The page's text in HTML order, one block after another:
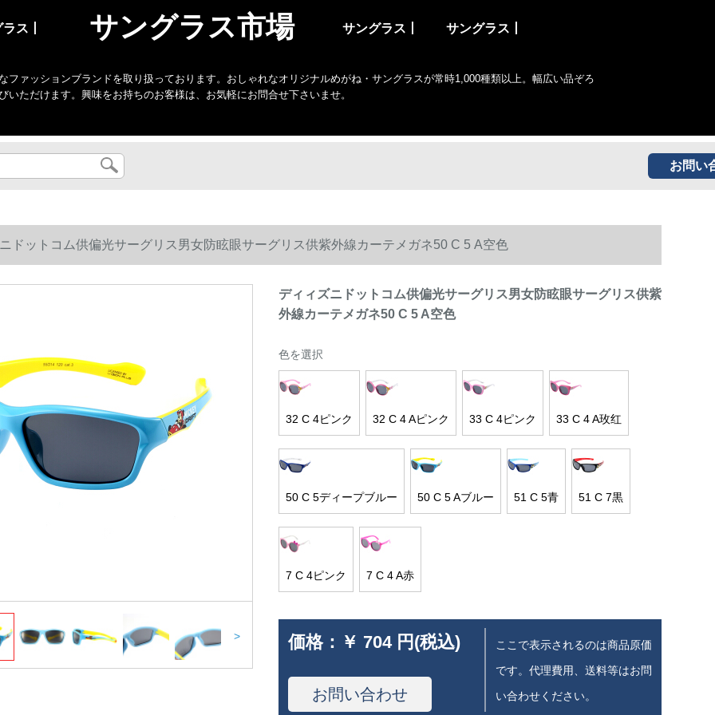
ス丨 サングラス市場 サングラス丨 サングラス丨
ファッションブランドを取り扱っております。おしゃれなオリジナルめがね・サングラスが常時1,000種類以上。幅広い品ぞろ
いただけます。興味をお持ちのお客様は、お気軽にお問合せ下さいませ。
お問い
ドットコム供偏光サーグリス男女防眩眼サーグリス供紫外線カーテメガネ50 C 5 A空色
>
ディィズニドットコム供偏光サーグリス男女防眩眼サーグリス供紫
外線カーテメガネ50 C 5 A空色
色を選択
32 C 4ピンク 32 C 4 Aピンク 33 C 4ピンク 33 C 4 A玫红
50 C 5ディープブルー 50 C 5 Aブルー 51 C 5青 51 C 7黒
7 C 4ピンク 7 C 4 A赤
価格： ￥ 704 円(税込)
お問い合わせ
ここで表示されるのは商品原価
です。代理費用、送料等はお問
い合わせください。